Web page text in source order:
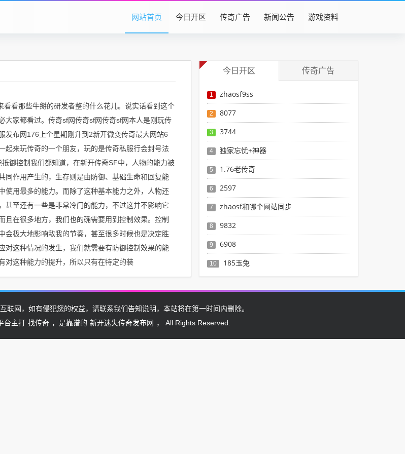
网站首页 今日开区 传奇广告 新闻公告 游戏资料
看那些牛掰的研发者整的什么花儿。说实话看到这个
大家都看过。传奇sf网传奇sf网传奇sf网本人是刚玩传
发布网176上个星期刚升到2新开微变传奇最大网站6
起来玩传奇的一个朋友，玩的是传奇私服行会封号法
御控制我们都知道，在新开传奇SF中，人物的能力被
同作用产生的，生存则是由防御、基础生命和回复能
使用最多的能力。而除了这种基本能力之外，人物还
甚至还有一些是非常冷门的能力，不过这并不影响它
在很多地方，我们也的确需要用到控制效果。控制
会极大地影响敌我的节奏，甚至很多时候也是决定胜
对这种情况的发生，我们就需要有防御控制效果的能
对这种能力的提升，所以只有在特定的装
今日开区 传奇广告
1 zhaosf9ss
2 8077
3 3744
4 独家忘忧+神器
5 1.76老传奇
6 2597
7 zhaosf和哪个网站同步
8 9832
9 6908
10 185玉兔
联网，如有侵犯您的权益，请联系我们告知说明，本站将在第一时间内删除。
台主打 找传奇 ，是靠谱的 新开迷失传奇发布网 ， All Rights Reserved.